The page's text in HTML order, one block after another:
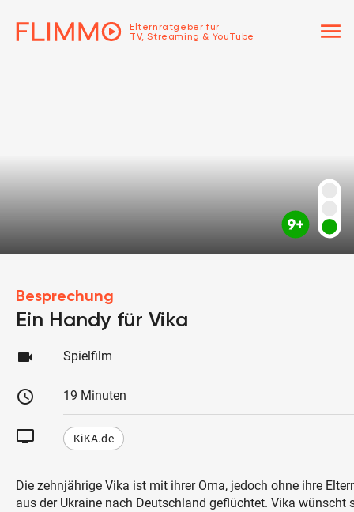
Elternratgeber für
TV, Streaming & YouTube
menu
Besprechung
Ein Handy für Vika
videocam Spielfilm
schedule 19 Minuten
tv KiKA.de
Die zehnjährige Vika ist mit ihrer Oma, jedoch ohne ihre
aus der Ukraine nach Deutschland geflüchtet. Vika wünscht